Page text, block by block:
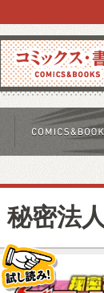
コミックス
秘密法